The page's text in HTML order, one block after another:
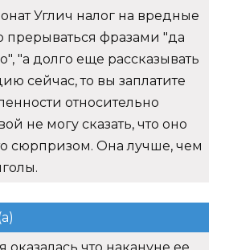
Углич налог на вредные
прерываться фразами "да
"а долго еще рассказывать
сейчас, то вы заплатите
относительно
не могу сказать, что оно
сюрпризом. Она лучше, чем